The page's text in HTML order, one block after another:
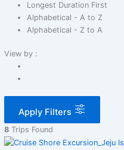
Longest Duration First
Alphabetical - A to Z
Alphabetical - Z to A
View by :
Apply Filters
8Trips Found